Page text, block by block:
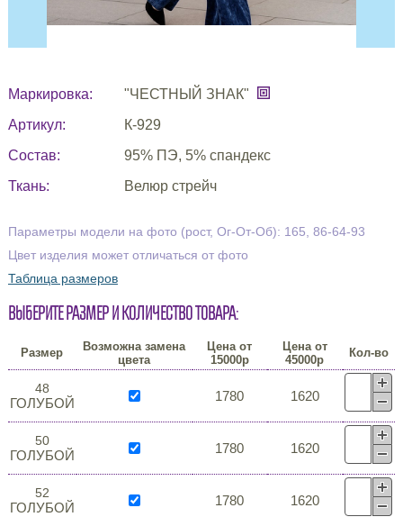
Маркировка:
"ЧЕСТНЫЙ ЗНАК"
Артикул:
К-929
Состав:
95% ПЭ, 5% спандекс
Ткань:
Велюр стрейч
Параметры модели на фото (рост, Ог-От-Об): 165, 86-64-93
Цвет изделия может отличаться от фото
Таблица размеров
Выберите размер и количество товара:
Размер
Возможна замена
цвета
Цена от
15000р
Цена от
45000р
Кол-во
48
ГОЛУБОЙ 1780 1620
50
ГОЛУБОЙ 1780 1620
52
ГОЛУБОЙ 1780 1620